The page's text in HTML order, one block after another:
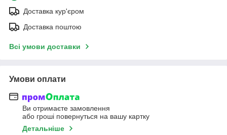
Доставка кур'єром
Доставка поштою
Всі умови доставки
Умови оплати
Ви отримаєте замовлення
або гроші повернуться на вашу картку
Детальніше